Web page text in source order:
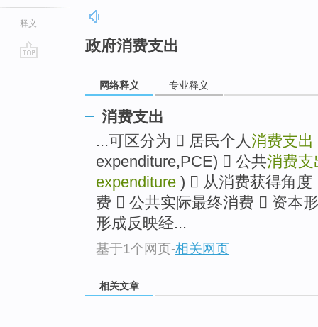
释义
政府消费支出
网络释义 专业释义
消费支出
...可区分为  居民个人消费支出
expenditure,PCE)  公共消费支
expenditure )  从消费获得角
费  公共实际最终消费  资本
形成反映经...
基于1个网页-相关网页
相关文章